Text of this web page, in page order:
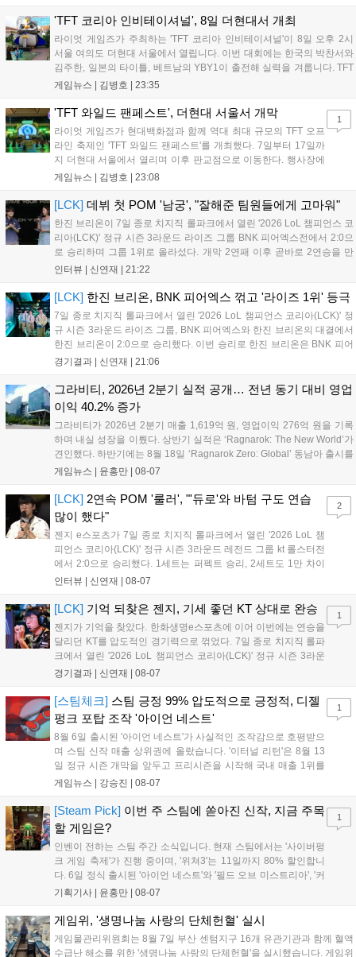
은 전년 대비 매출과 이용자 지표가 대폭 상승하는 성과를 냈습니
다. 오는 10월 필리핀 마닐라에서 총상금 11만 달러 규모의 제4회
FWC 그랜드 파이널이 개최될 예정이며, 위메이드커넥트는 이를
통해 커뮤니티 중심의 장기 성장 모델을 지속할 방침입니다....
'TFT 코리아 인비테이셔널', 8일 더현대서 개최
라이엇 게임즈가 주최하는 'TFT 코리아 인비테이셔널'이 8일 오후 2시
서울 여의도 더현대 서울에서 열립니다. 이번 대회에는 한국의 박찬서와
김주한, 일본의 타이틀, 베트남의 YBY1이 출전해 실력을 겨룹니다. TFT
는 소속팀 없이 개인 자격으로 참가하는 독특한 대회 구조를 가지며, 누
17일까지 이어지는 이번 행사는 신규 세트 체험과 공연 등 다양한 즐길
거리를 제공하며, 이후 현대백화점 판교점에서도 행사가 이어질 예정입
니다. 연말에는 라스베이거스 오픈이 개최됩니다....
게임뉴스 | 김병호 23:35
'TFT 와일드 팬페스트', 더현대 서울서 개막
라이엇 게임즈가 현대백화점과 함께 역대 최대 규모의 TFT 오프
라인 축제인 'TFT 와일드 팬페스트'를 개최했다. 7일부터 17일까
지 더현대 서울에서 열리며 이후 판교점으로 이동한다. 행사장에
는 체험, 스페셜, 무대 존이 마련됐으며 8일 오후 2시 인비테이셔
연 등 다채로운 일정이 준비되어 있다. 사전 예약은 조기 마감될
만큼 큰 인기를 끌고 있다....
게임뉴스 | 김병호 23:08
1
[LCK] 데뷔 첫 POM '남궁', "잘해준 팀원들에게 고마워"
한진 브리온이 7일 종로 치지직 롤파크에서 열린 '2026 LoL 챔피언스 코
리아(LCK)' 정규 시즌 3라운드 라이즈 그룹 BNK 피어엑스전에서 2:0으
로 승리하며 그룹 1위로 올라섰다. 개막 2연패 이후 곧바로 2연승을 만
들어내면서 이어질 4라운드에 대한 기대감을 올렸다. 다음은 이날 데뷔
인터뷰 | 신연재 21:22
[LCK] 한진 브리온, BNK 피어엑스 꺾고 '라이즈 1위' 등극
7일 종로 치지직 롤파크에서 열린 '2026 LoL 챔피언스 코리아(LCK)' 정
규 시즌 3라운드 라이즈 그룹, BNK 피어엑스와 한진 브리온의 대결에서
한진 브리온이 2:0으로 승리했다. 이번 승리로 한진 브리온은 BNK 피어
엑스를 제치고 라이즈 그룹 1위로 올라섰다. 1세트, 한진 브리온이 '로머'
경기결과 | 신연재 21:06
그라비티, 2026년 2분기 실적 공개… 전년 동기 대비 영업
이익 40.2% 증가
그라비티가 2026년 2분기 매출 1,619억 원, 영업이익 276억 원을 기록
하며 내실 성장을 이뤘다. 상반기 실적은 ‘Ragnarok: The New World’가
견인했다. 하반기에는 8월 18일 ‘Ragnarok Zero: Global’ 동남아 출시를
시작으로 9월 3일 ‘달려라 헤베레케 EX’, 9월 22일 ‘갈바테인’ 등 다양한
이’ 출시가 예정돼 있으며, 2027년에는 ‘Ragnarok 3’ 등 대작을 글로벌
출시할 계획이다. 그라비티는 조인트벤처 설립과 라그나로크 에코 시스
템 구축을 통해 신성장 동력을 확보할 방침이다....
게임뉴스 | 윤홍만 08-07
[LCK] 2연속 POM '룰러', "'듀로'와 바텀 구도 연습
많이 했다"
젠지 e스포츠가 7일 종로 치지직 롤파크에서 열린 '2026 LoL 챔
피언스 코리아(LCK)' 정규 시즌 3라운드 레전드 그룹 kt 롤스터전
에서 2:0으로 승리했다. 1세트는 퍼펙트 승리, 2세트도 1만 차이
를 벌리며 25분 만에 승리하면서 말 그대로 압도적인 경기력을 선
하며 POM에 선정됐...
인터뷰 | 신연재 08-07
2
[LCK] 기억 되찾은 젠지, 기세 좋던 KT 상대로 완승
젠지가 기억을 찾았다. 한화생명e스포츠에 이어 이번에는 연승을
달리던 KT를 압도적인 경기력으로 꺾었다. 7일 종로 치지직 롤파
크에서 열린 '2026 LoL 챔피언스 코리아(LCK)' 정규 시즌 3라운
드 레전드 그룹, kt 롤스터와 젠지 e스포츠의 대결에서 젠지가 압
기억을 되찾기라도 한 듯 1,...
경기결과 | 신연재 08-07
1
[스팀체크] 스팀 긍정 99% 압도적으로 긍정적, 디젤
펑크 포탑 조작 '아이언 네스트'
8월 6일 출시된 '아이언 네스트'가 사실적인 조작감으로 호평받으
며 스팀 신작 매출 상위권에 올랐습니다. '이터널 리턴'은 8월 13
일 정규 시즌 개막을 앞두고 프리시즌을 시작해 국내 매출 1위를
기록했습니다. 25주년을 맞은 '고스트 리콘' 시리즈는 8월 6일 쇼
'마블 투혼: 파이팅 소울즈'와 레트로 수리 시뮬레이션 '리스토
리'도 스팀에 정식 출시되었습니다....
게임뉴스 | 강승진 08-07
1
[Steam Pick] 이번 주 스팀에 쏟아진 신작, 지금 주목
할 게임은?
인벤이 전하는 스팀 주간 소식입니다. 현재 스팀에서는 '사이버펑
크 게임 축제'가 진행 중이며, '위쳐3'는 11일까지 80% 할인합니
다. 6일 정식 출시된 '아이언 네스트'와 '필드 오브 미스트리아', '커
세어 코브'가 호평받고 있습니다. 한편, 7일 출시된 '마블 투혼'은
다. 유비소프트의 '고스트리콘: 와일드랜드'는 7년 만의 대규모 업
데이트 '라스트 라이츠'와 함께 95% 할인 중입니다....
기획기사 | 윤홍만 08-07
1
게임위, '생명나눔 사랑의 단체헌혈' 실시
게임물관리위원회는 8월 7일 부산 센텀지구 16개 유관기관과 함께 혈액
수급난 해소를 위한 '생명나눔 사랑의 단체헌혈'을 실시했습니다. 게임위